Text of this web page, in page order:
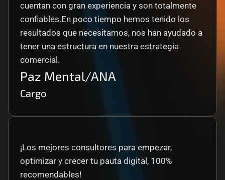
cuentan con gran experiencia y son totalmente
confiables.En poco tiempo hemos tenido los
resultados que necesitamos, nos han ayudado a
tener una estructura en nuestra estrategia
comercial.
Paz Mental/ANA
Cargo
¡Los mejores consultores para empezar,
optimizar y crecer tu pauta digital, 100%
recomendables!